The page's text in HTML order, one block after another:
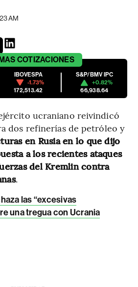
AM
COTIZACIONES
IBOVESPA
-1.73%
172,513.42
S&P/BMV IPC
+0.82%
66,938.64
ucraniano reivindicó
dos refinerías de petróleo y
en Rusia en lo que dijo
a los recientes ataques
del Kremlin contra
.
las “excesivas
una tregua con Ucrania